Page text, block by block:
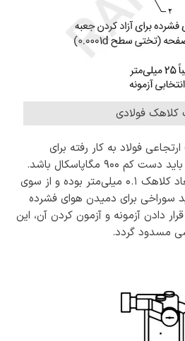
کلاهک فولادی
فولاد به کار رفته برای
کلاهک‌های فولادی، باید دست کم ۹۰۰ مگاپاسکال باشد.
همچنین رواداری ابعاد کلاهک 0.1 میلی‌متر بوده و از سوی
سوراخی برای دمیدن هوای فشرده
دادن آزمونه و آزمون کردن آن، این
مسدود گردد.